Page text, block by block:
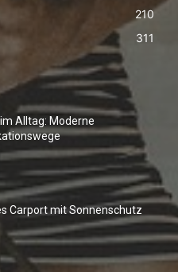
210
311
Alltag: Moderne
Carport mit Sonnenschutz